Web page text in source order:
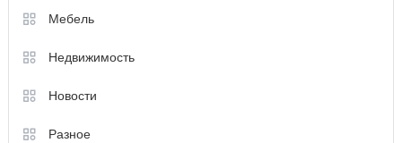
Мебель
Недвижимость
Новости
Разное